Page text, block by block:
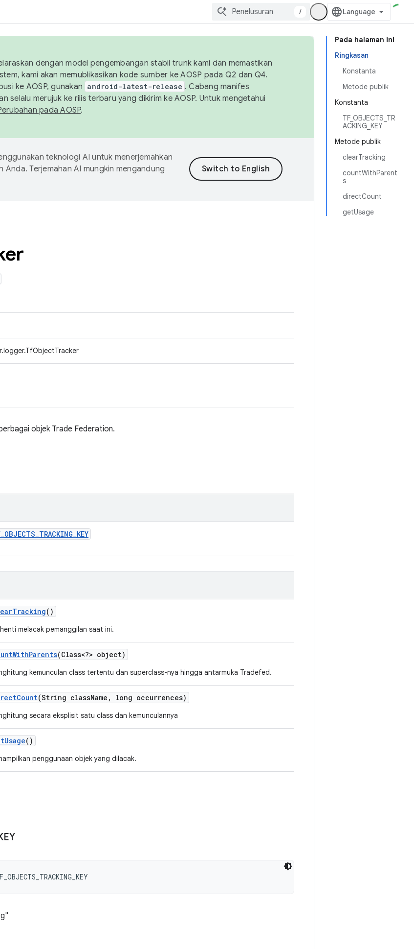
/
Pada halaman ini
Ringkasan
Konstanta
Metode publik
Konstanta
TF_OBJECTS_TR
ACKING_KEY
Metode publik
clearTracking
countWithParent
s
directCount
getUsage
dengan model pengembangan stabil trunk kami dan memastikan
kami akan memublikasikan kode sumber ke AOSP pada Q2 dan Q4.
ke AOSP, gunakan android-latest-release . Cabang manifes
selalu merujuk ke rilis terbaru yang dikirim ke AOSP. Untuk mengetahui
pada AOSP.
teknologi AI untuk menerjemahkan
Anda. Terjemahan AI mungkin mengandung
objek Trade Federation.
_OBJECTS_TRACKING_KEY
Tracking()
melacak pemanggilan saat ini.
WithParents(Class<?> object)
kemunculan class tertentu dan superclass-nya hingga antarmuka Tradefed.
Count(String className , long occurrences)
secara eksplisit satu class dan kemunculannya
Usage()
penggunaan objek yang dilacak.